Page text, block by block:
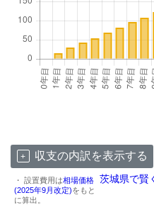
収支の内訳を表示する
茨城県で賢
・ 設置費用は相場価格
(2025年9月改定)をもと
に算出。